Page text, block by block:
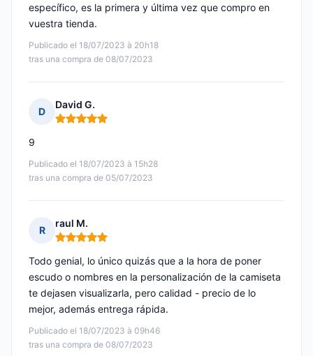
Publicado el 18/07/2023 à 20h18
tras una compra de 08/07/2023
específico, es la primera y última vez que compro en
vuestra tienda.
D
David G.
Nota: 5 de 5
Publicado el 18/07/2023 à 15h28
tras una compra de 05/07/2023
9
R
raul M.
Nota: 5 de 5
Publicado el 18/07/2023 à 09h46
tras una compra de 08/07/2023
Todo genial, lo único quizás que a la hora de poner
escudo o nombres en la personalización de la camiseta
te dejasen visualizarla, pero calidad - precio de lo
mejor, además entrega rápida.